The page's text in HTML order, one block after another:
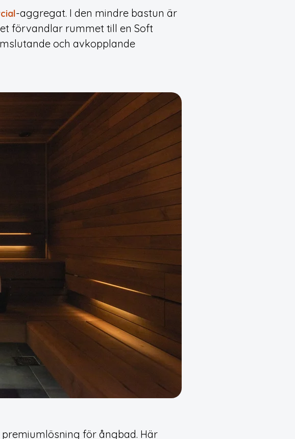
-aggregat. I den mindre bastun är
förvandlar rummet till en Soft
och avkopplande
premiumlösning för ångbad. Här